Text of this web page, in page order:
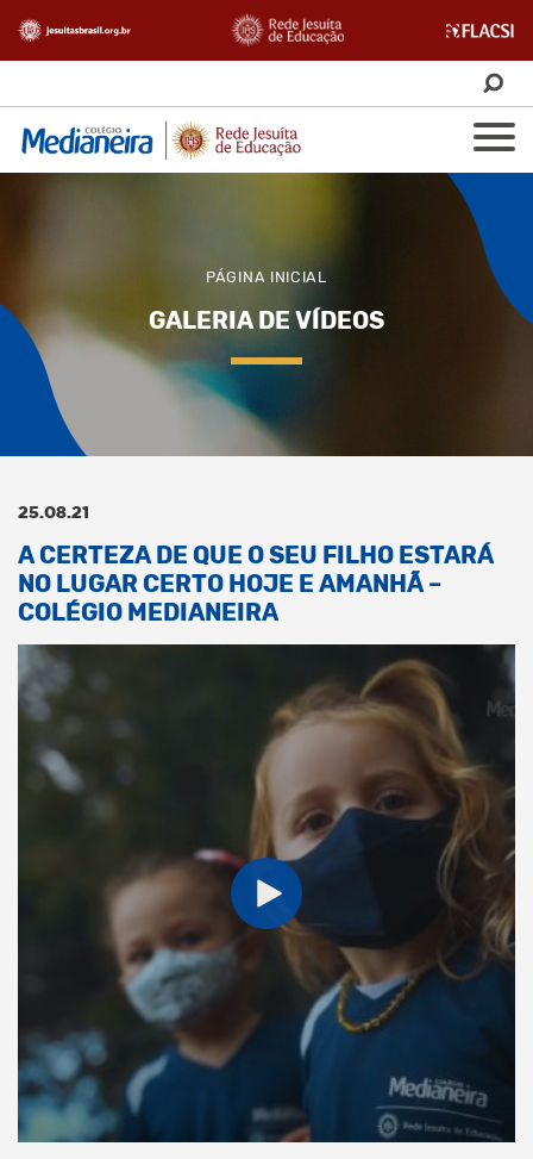
PÁGINA INICIAL
GALERIA DE VÍDEOS
25.08.21
A CERTEZA DE QUE O SEU FILHO ESTARÁ
NO LUGAR CERTO HOJE E AMANHÃ –
COLÉGIO MEDIANEIRA